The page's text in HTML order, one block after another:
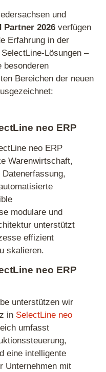
und
Partner 2026 verfügen
Erfahrung in der
–
besonderen
Bereichen der neuen
neo ERP
neo ERP
Warenwirtschaft,
Datenerfassung,
modulare und
unterstützt
effizient
skalieren.
neo ERP
unterstützen wir
in SelectLine neo
umfasst
eine intelligente
Unternehmen mit